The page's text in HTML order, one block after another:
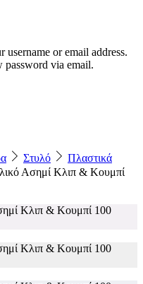
username or email address.
password via email.
Στυλό
Πλαστικά
Ασημί Κλιπ & Κουμπί